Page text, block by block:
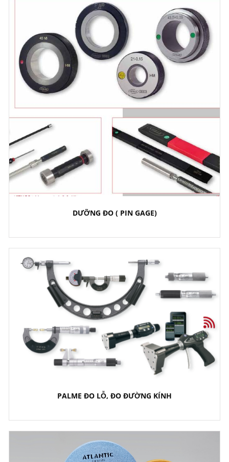
DƯỠNG ĐO ( PIN GAGE)
PALME ĐO LỖ, ĐO ĐƯỜNG KÍNH